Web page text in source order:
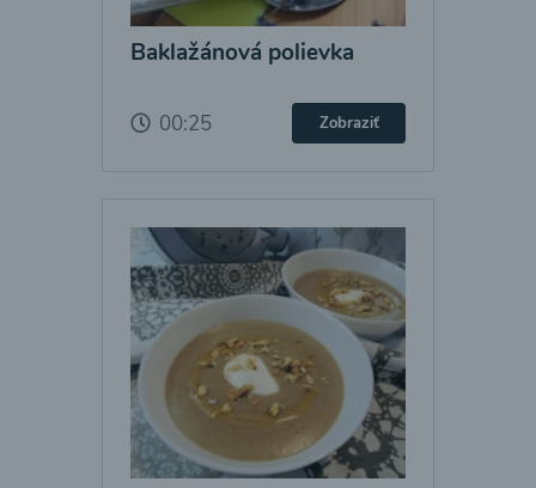
Baklažánová polievka
00:25 Zobraziť